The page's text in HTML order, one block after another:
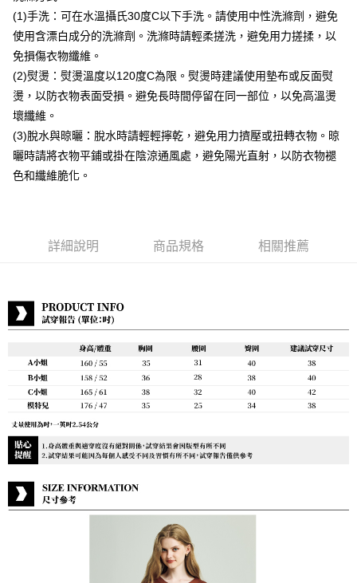
付款後7-11取貨
每筆NT$80，滿NT$888(含以上)免運費
宅配到府
每筆NT$80，滿NT$888(含以上)免運費
貨到付款
每筆NT$80，滿NT$888(含以上)免運費
(1)手洗：可在水溫攝氏30度C以下手洗。請使用中性洗滌劑，避免
使用含漂白成分的洗滌劑。洗滌時請輕柔搓洗，避免用力搓揉，以
免損傷衣物纖維。
(2)熨燙：熨燙溫度以120度C為限。熨燙時建議使用墊布或反面熨
燙，以防衣物表面受損。避免長時間停留在同一部位，以免高溫燙
壞纖維。
(3)脫水與晾曬：脫水時請輕輕擰乾，避免用力擠壓或扭轉衣物。晾
曬時請將衣物平鋪或掛在陰涼通風處，避免陽光直射，以防衣物褪
色和纖維脆化。
詳細說明 商品規格 相關推薦